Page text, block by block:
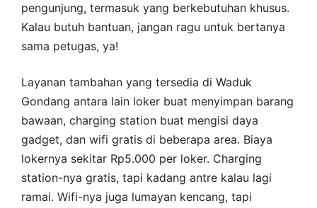
pengunjung, termasuk yang berkebutuhan khusus.
Kalau butuh bantuan, jangan ragu untuk bertanya
sama petugas, ya!
Layanan tambahan yang tersedia di Waduk
Gondang antara lain loker buat menyimpan barang
bawaan, charging station buat mengisi daya
gadget, dan wifi gratis di beberapa area. Biaya
lokernya sekitar Rp5.000 per loker. Charging
station-nya gratis, tapi kadang antre kalau lagi
ramai. Wifi-nya juga lumayan kencang, tapi